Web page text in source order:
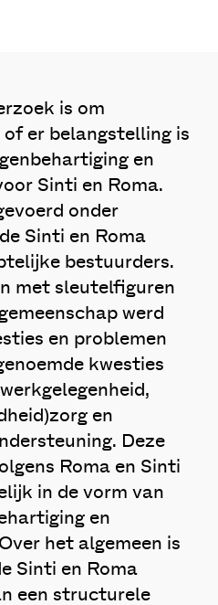
is om
er belangstelling is
en
Sinti en Roma.
onder
Sinti en Roma
bestuurders.
met sleutelfiguren
werd
en problemen
kwesties
en
Deze
Roma en Sinti
in de vorm van
en
het algemeen is
Sinti en Roma
een structurele